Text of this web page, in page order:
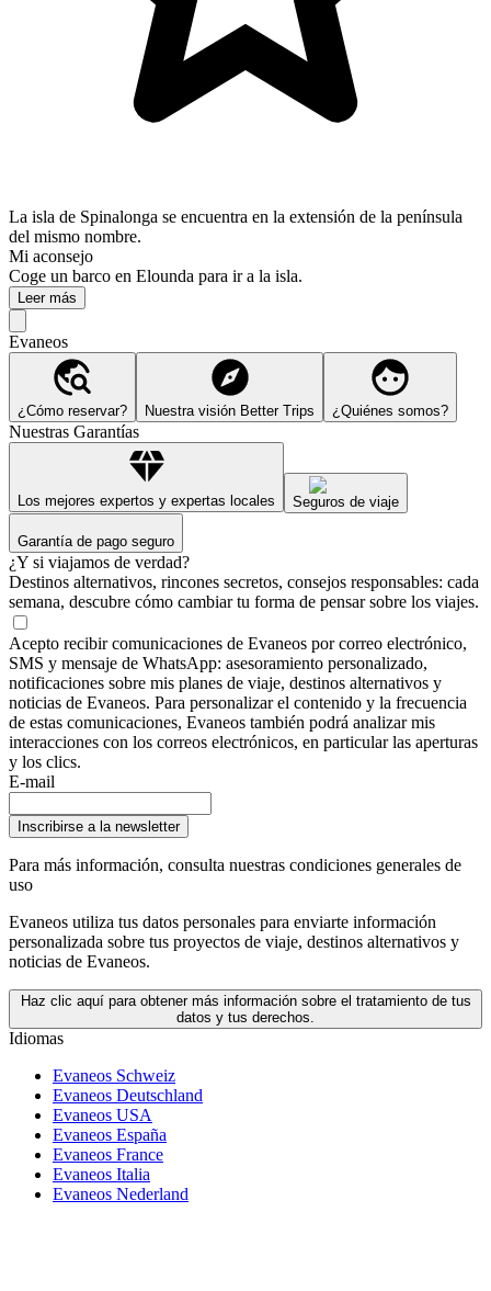
La isla de Spinalonga se encuentra en la extensión de la península
del mismo nombre.
Mi aconsejo
Coge un barco en Elounda para ir a la isla.
Leer más
Evaneos
¿Cómo reservar? Nuestra visión Better Trips ¿Quiénes somos?
Nuestras Garantías
Los mejores expertos y expertas locales Seguros de viaje
Garantía de pago seguro
¿Y si viajamos de verdad?
Destinos alternativos, rincones secretos, consejos responsables: cada
semana, descubre cómo cambiar tu forma de pensar sobre los viajes.
Acepto recibir comunicaciones de Evaneos por correo electrónico,
SMS y mensaje de WhatsApp: asesoramiento personalizado,
notificaciones sobre mis planes de viaje, destinos alternativos y
noticias de Evaneos. Para personalizar el contenido y la frecuencia
de estas comunicaciones, Evaneos también podrá analizar mis
interacciones con los correos electrónicos, en particular las aperturas
y los clics.
E-mail
Inscribirse a la newsletter
Para más información, consulta nuestras condiciones generales de
uso
Evaneos utiliza tus datos personales para enviarte información
personalizada sobre tus proyectos de viaje, destinos alternativos y
noticias de Evaneos.
Haz clic aquí para obtener más información sobre el tratamiento de tus
datos y tus derechos.
Idiomas
Evaneos Schweiz
Evaneos Deutschland
Evaneos USA
Evaneos España
Evaneos France
Evaneos Italia
Evaneos Nederland